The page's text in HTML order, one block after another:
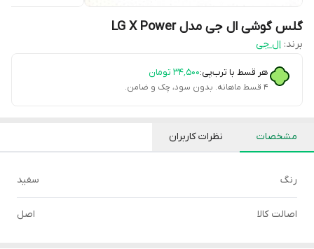
گلس گوشی ال جی مدل LG X Power
برند: ال جی
هر قسط با ترب‌پی:۳۴٬۵۰۰ تومان
۴ قسط ماهانه. بدون سود، چک و ضامن.
مشخصات نظرات کاربران
رنگ سفید
اصالت کالا اصل